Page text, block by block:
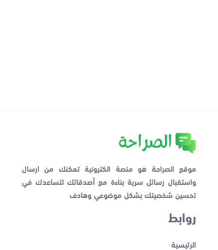
موقع الصراحة هو منصة الكترونية تمكنك من ارسال
واستقبال رسائل سرية بناءة مع أصدقائك لتساعدك في
تحسين شخصيتك بشكل موضوعي وهادف
روابط
الرئيسية